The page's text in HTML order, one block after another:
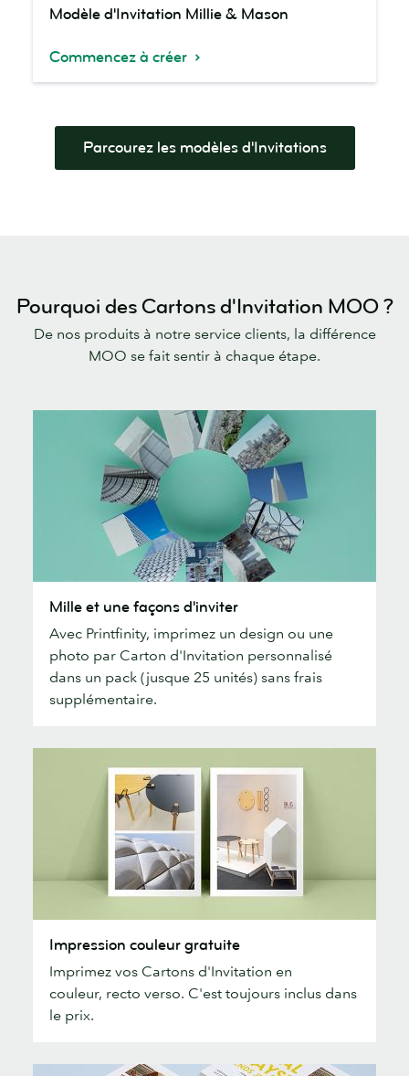
d'Invitation
Mason
Modèle d'Invitation Millie & Mason
Commencez à créer
Parcourez les modèles d'Invitations
Pourquoi des Cartons d'Invitation MOO ?
De nos produits à notre service clients, la différence
MOO se fait sentir à chaque étape.
une
façons
d'inviter
Mille et une façons d'inviter
Avec Printfinity, imprimez un design ou une
photo par Carton d'Invitation personnalisé
dans un pack (jusque 25 unités) sans frais
supplémentaire.
couleur
gratuite
Impression couleur gratuite
Imprimez vos Cartons d'Invitation en
couleur, recto verso. C'est toujours inclus dans
le prix.